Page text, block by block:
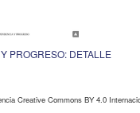
PROGRESO: DETALLE
Creative Commons BY 4.0